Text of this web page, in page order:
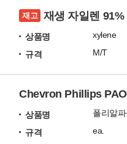
재고 재생 자일렌
상품명
xylene
규격
M/T
Chevron Phillips PAO
상품명
폴리알
규격
ea.